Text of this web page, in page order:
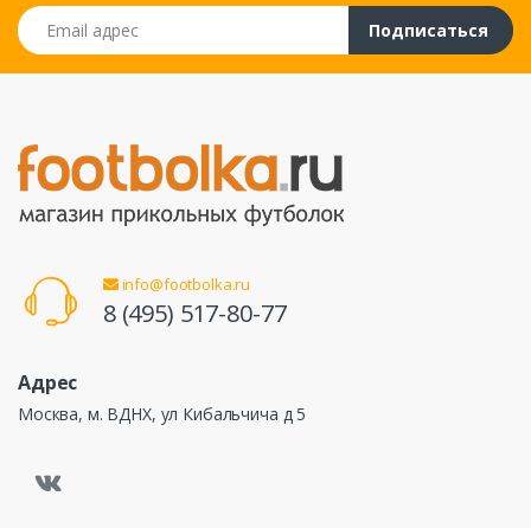
Email адрес
Подписаться
info@footbolka.ru
8 (495) 517-80-77
Адрес
Москва, м. ВДНХ, ул Кибальчича д 5